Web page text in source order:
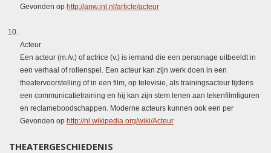
Gevonden op http://anw.inl.nl/article/acteur
Acteur
Een acteur (m./v.) of actrice (v.) is iemand die een personage uitbeeldt in
een verhaal of rollenspel. Een acteur kan zijn werk doen in een
theatervoorstelling of in een film, op televisie, als trainingsacteur tijdens
een communicatietraining en hij kan zijn stem lenen aan tekenfilmfiguren
en reclameboodschappen. Moderne acteurs kunnen ook een per
Gevonden op http://nl.wikipedia.org/wiki/Acteur
THEATERGESCHIEDENIS